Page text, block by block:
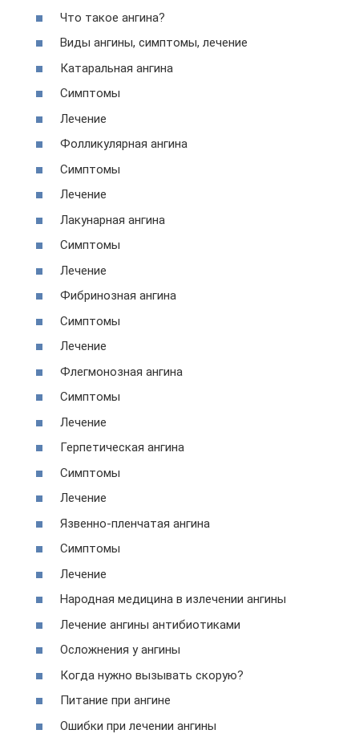
Что такое ангина?
Виды ангины, симптомы, лечение
Катаральная ангина
Симптомы
Лечение
Фолликулярная ангина
Симптомы
Лечение
Лакунарная ангина
Симптомы
Лечение
Фибринозная ангина
Симптомы
Лечение
Флегмонозная ангина
Симптомы
Лечение
Герпетическая ангина
Симптомы
Лечение
Язвенно-пленчатая ангина
Симптомы
Лечение
Народная медицина в излечении ангины
Лечение ангины антибиотиками
Осложнения у ангины
Когда нужно вызывать скорую?
Питание при ангине
Ошибки при лечении ангины